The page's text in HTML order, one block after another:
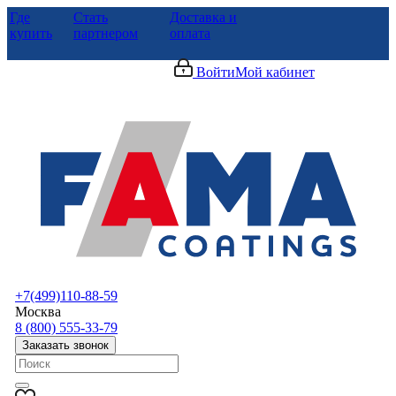
Где
купить
Стать
партнером
Доставка и
оплата
ВойтиМой кабинет
+7(499)110-88-59
Москва
8 (800) 555-33-79
Заказать звонок